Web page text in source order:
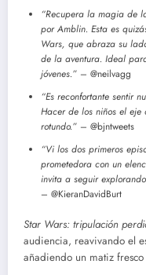
“Recupera la magia de
por Amblin. Esta es
Wars, que abraza su
de la aventura. Ideal
jóvenes.” – @neilvagg
“Es reconfortante sentir
Hacer de los niños el
rotundo.” – @bjntweets
“Vi los dos primeros
prometedora con un
invita a seguir
– @KieranDavidBurt
Star Wars: tripulación
audiencia, reavivando el
añadiendo un matiz